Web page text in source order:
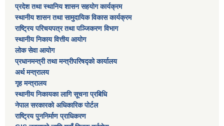
प्रदेश तथा स्थानिय शासन सहयोग कार्यक्रम
स्थानीय शासन तथा सामुदायिक विकास कार्यक्रम
राष्ट्रिय परिचयपत्र तथा पञ्जिकरण विभाग
स्थानीय निकाय वित्तीय आयोग
लोक सेवा आयोग
प्रधानमन्त्री तथा मन्त्रीपरिषद्को कार्यालय
अर्थ मन्त्रालय
गृह मन्त्रालय
स्थानीय निकायका लागि सूचना प्रबिधि
नेपाल सरकारको अधिकारिक पोर्टल
राष्ट्रिय पुननिर्माण प्राधिकरण